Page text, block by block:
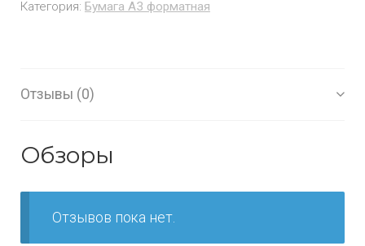
Категория: Бумага A3 форматная
Отзывы (0)
Обзоры
Отзывов пока нет.